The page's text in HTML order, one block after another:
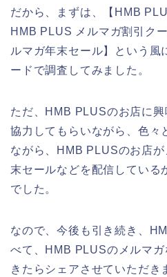
だから、まずは、【HMB
HMB PLUS メルマガ割引ク
ルマガ年末セール】という風
ードで調査してみました。
ただ、HMB PLUSのお店に
協力してもらいながら、色々
ながら、HMB PLUSのお店
末セールなどを配信している
でした。
なので、今後も引き続き、
べて、HMB PLUSのメルマ
きたらシェアさせていただき